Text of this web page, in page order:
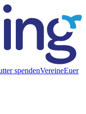
spendenVereineEuer